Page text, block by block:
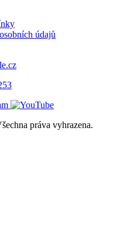
údajů
práva vyhrazena.